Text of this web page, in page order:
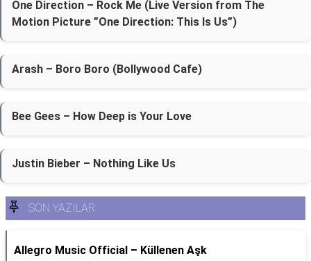
One Direction – Rock Me (Live Version from The
Motion Picture ”One Direction: This Is Us”)
Arash – Boro Boro (Bollywood Cafe)
Bee Gees – How Deep is Your Love
Justin Bieber – Nothing Like Us
SON YAZILAR
Allegro Music Official – Küllenen Aşk